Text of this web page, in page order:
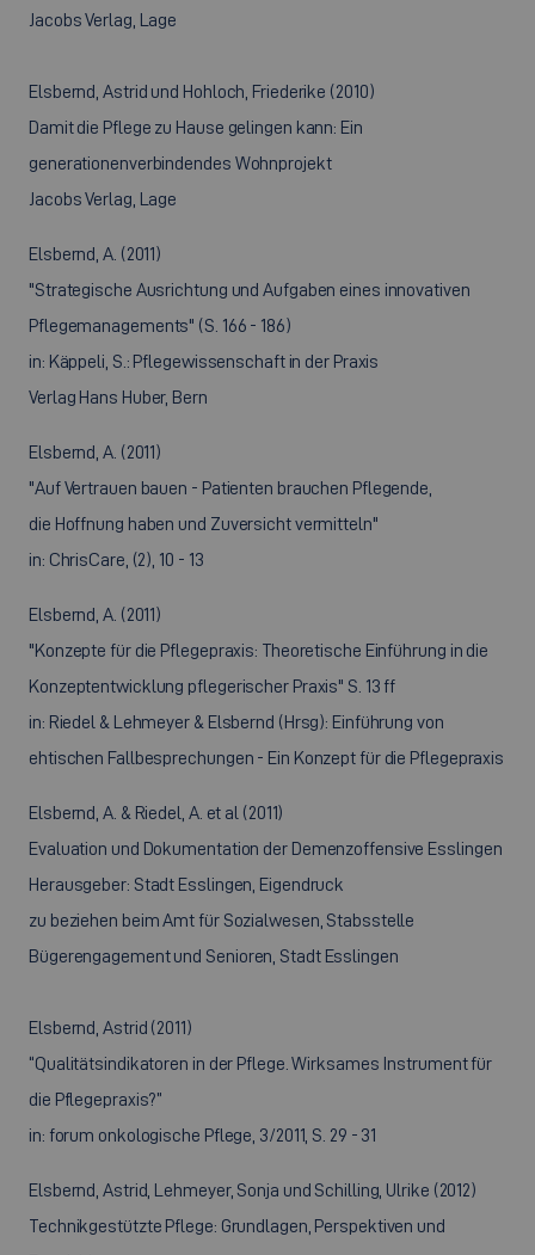
Jacobs Verlag, Lage
Elsbernd, Astrid und Hohloch, Friederike (2010)
Damit die Pflege zu Hause gelingen kann: Ein
generationenverbindendes Wohnprojekt
Jacobs Verlag, Lage
Elsbernd, A. (2011)
"Strategische Ausrichtung und Aufgaben eines innovativen
Pflegemanagements" (S. 166 - 186)
in: Käppeli, S.: Pflegewissenschaft in der Praxis
Verlag Hans Huber, Bern
Elsbernd, A. (2011)
"Auf Vertrauen bauen - Patienten brauchen Pflegende,
die Hoffnung haben und Zuversicht vermitteln"
in: ChrisCare, (2), 10 - 13
Elsbernd, A. (2011)
"Konzepte für die Pflegepraxis: Theoretische Einführung in die
Konzeptentwicklung pflegerischer Praxis" S. 13 ff
in: Riedel & Lehmeyer & Elsbernd (Hrsg): Einführung von
ehtischen Fallbesprechungen - Ein Konzept für die Pflegepraxis
Elsbernd, A. & Riedel, A. et al (2011)
Evaluation und Dokumentation der Demenzoffensive Esslingen
Herausgeber: Stadt Esslingen, Eigendruck
zu beziehen beim Amt für Sozialwesen, Stabsstelle
Bügerengagement und Senioren, Stadt Esslingen
Elsbernd, Astrid (2011)
“Qualitätsindikatoren in der Pflege. Wirksames Instrument für
die Pflegepraxis?”
in: forum onkologische Pflege, 3/2011, S. 29 - 31
Elsbernd, Astrid, Lehmeyer, Sonja und Schilling, Ulrike (2012)
Technikgestützte Pflege: Grundlagen, Perspektiven und